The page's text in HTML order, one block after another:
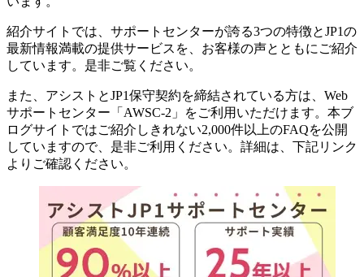
紹介サイトでは、サポートセンターが誇る3つの特徴とJP1の
最新情報満載の提供サービスを、お客様の声とともにご紹介
しています。是非ご覧ください。
また、アシストとJP1保守契約を締結されている方は、Web
サポートセンター「AWSC-2」をご利用いただけます。本ブ
ログサイトではご紹介しきれない2,000件以上のFAQを公開
していますので、是非ご利用ください。詳細は、下記リンク
よりご確認ください。